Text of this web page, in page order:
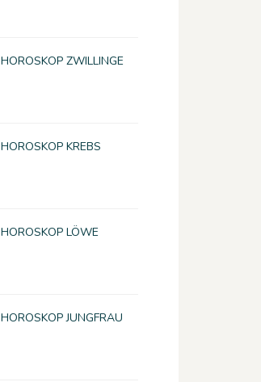
HOROSKOP ZWILLINGE
HOROSKOP KREBS
HOROSKOP LÖWE
HOROSKOP JUNGFRAU